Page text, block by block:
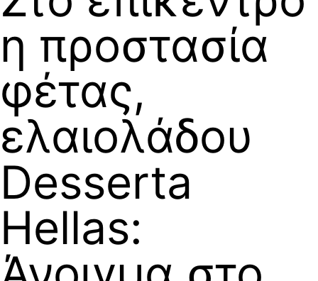
η προστασία
φέτας,
ελαιολάδου
Desserta
Hellas: